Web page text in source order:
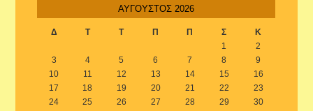
ΑΎΓΟΥΣΤΟΣ 2026
Δ Τ Τ Π Π Σ Κ
1
2
3
4 5 6 7 8
9
10
11 12 13 14 15
16
17
18 19 20 21 22
23
24
25 26 27 28 29
30